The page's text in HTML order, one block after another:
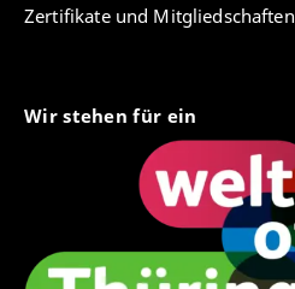
Zertifikate und Mitgliedschaften
Wir stehen für ein